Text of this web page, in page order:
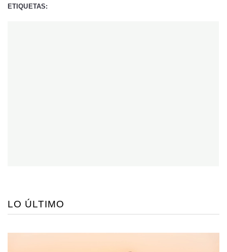
ETIQUETAS:
LO ÚLTIMO